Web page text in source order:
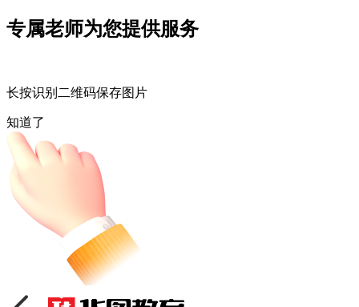
专属老师为您提供服务
长按识别二维码保存图片
知道了